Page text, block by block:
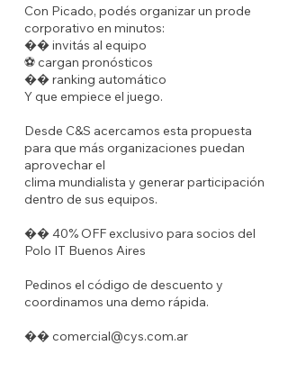
Con Picado, podés organizar un prode
corporativo en minutos:
�� invitás al equipo
⚽ cargan pronósticos
�� ranking automático
Y que empiece el juego.
Desde C&S acercamos esta propuesta
para que más organizaciones puedan
aprovechar el
clima mundialista y generar participación
dentro de sus equipos.
�� 40% OFF exclusivo para socios del
Polo IT Buenos Aires
Pedinos el código de descuento y
coordinamos una demo rápida.
��comercial@cys.com.ar